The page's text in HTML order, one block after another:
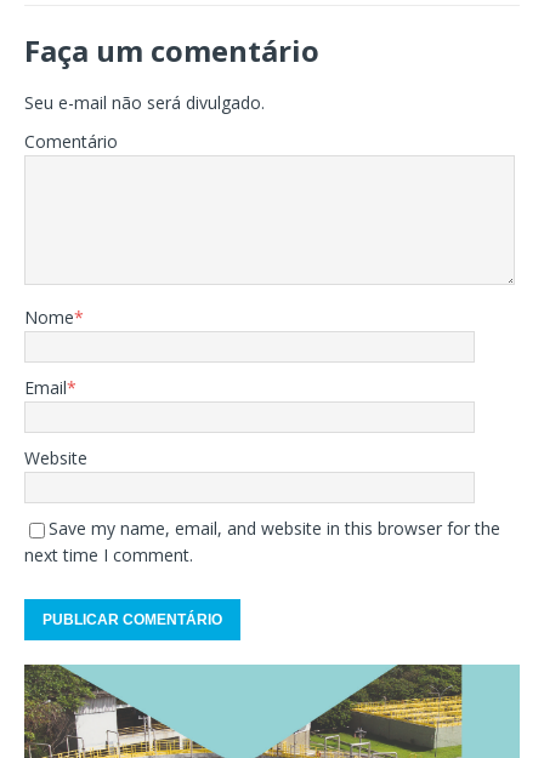
Faça um comentário
Seu e-mail não será divulgado.
Comentário
Nome*
Email*
Website
Save my name, email, and website in this browser for the
next time I comment.